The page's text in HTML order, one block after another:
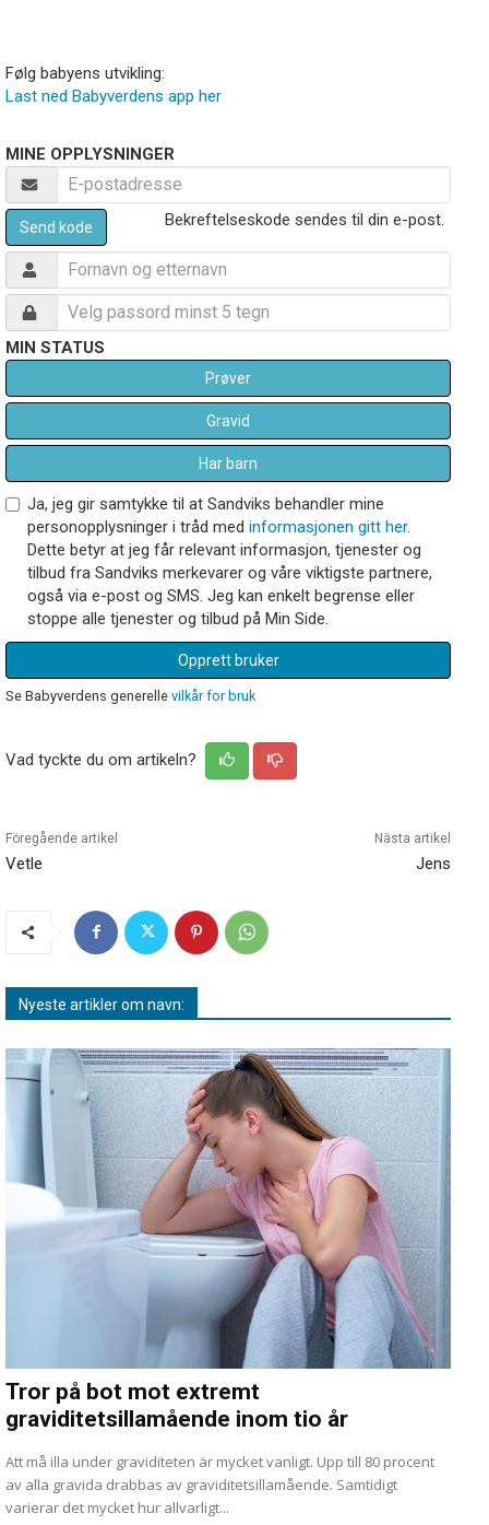
Følg babyens utvikling:
Last ned Babyverdens app her
MINE OPPLYSNINGER
Send kode Bekreftelseskode sendes til din e-post.
MIN STATUS
Prøver
Gravid
Har barn
Ja, jeg gir samtykke til at Sandviks behandler mine
personopplysninger i tråd med informasjonen gitt her.
Dette betyr at jeg får relevant informasjon, tjenester og
tilbud fra Sandviks merkevarer og våre viktigste partnere,
også via e-post og SMS. Jeg kan enkelt begrense eller
stoppe alle tjenester og tilbud på Min Side.
Opprett bruker
Se Babyverdens generelle vilkår for bruk
Vad tyckte du om artikeln?
Föregående artikel
Vetle
Nästa artikel
Jens
Nyeste artikler om navn:
Tror på bot mot extremt
graviditetsillamående inom tio år
Att må illa under graviditeten är mycket vanligt. Upp till 80 procent
av alla gravida drabbas av graviditetsillamående. Samtidigt
varierar det mycket hur allvarligt...